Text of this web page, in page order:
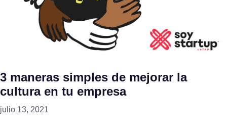
3 maneras simples de mejorar la
cultura en tu empresa
julio 13, 2021